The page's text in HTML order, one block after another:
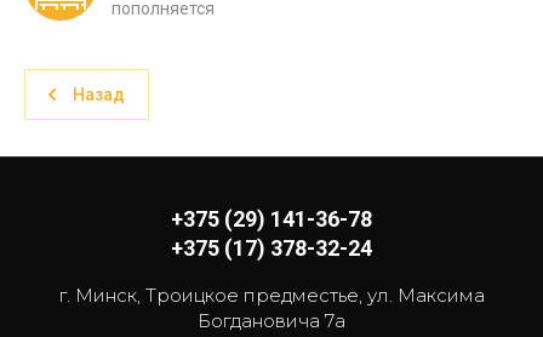
пополняется
Назад
+375 (29) 141-36-78
+375 (17) 378-32-24
г. Минск, Троицкое предместье, ул. Максима
Богдановича 7а